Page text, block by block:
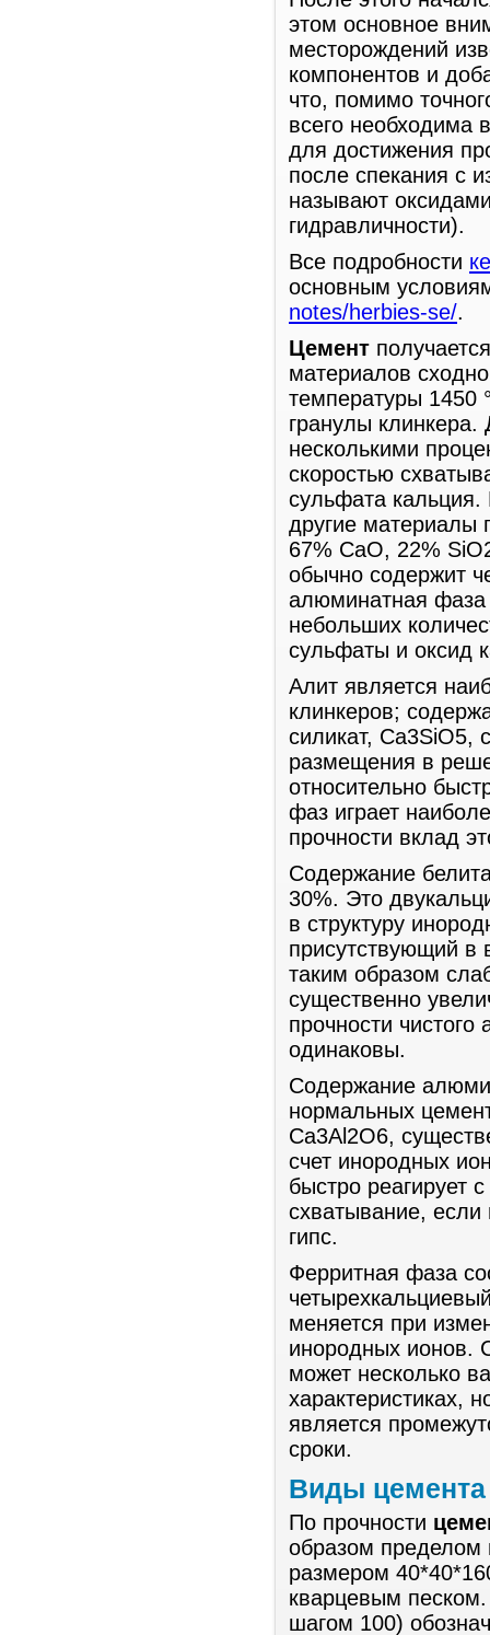
этом основное
месторождений
компонентов и
что, помимо
всего необходима
для достижения
после спекания с
называют
гидравличности).
Все подробности
основным
notes/herbies-se/.
Цемент
материалов
температуры 1450
гранулы
несколькими
скоростью
сульфата кальция.
другие материалы
67% СаО, 22%
обычно содержит
алюминатная фаза
небольших
сульфаты и оксид
Алит является
клинкеров;
силикат, Са3SiO5,
размещения в
относительно
фаз играет
прочности вклад
Содержание
30%. Это
в структуру
присутствующий в
таким образом
существенно
прочности
одинаковы.
Содержание
нормальных
Са3Al2O6,
счет инородных
быстро реагирует
схватывание,
гипс.
Ферритная фаза
меняется при
инородных ионов.
может несколько
характеристиках,
является
сроки.
Виды цемента
По прочности
образом пределом
размером
кварцевым
шагом 100)